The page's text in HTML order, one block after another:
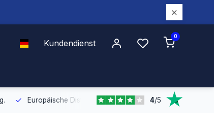
Kundendienst
0
Europäische Distribution Mit unserer europaweiten Abdeckung
4/5